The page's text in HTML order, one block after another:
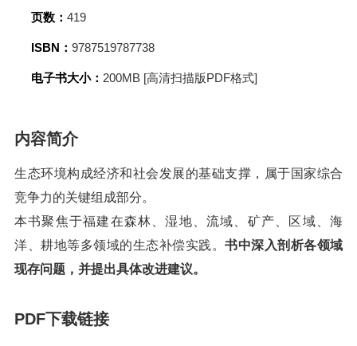
页数： 419
ISBN： 9787519787738
电子书大小： 200MB [高清扫描版PDF格式]
内容简介
生态环境构成经济和社会发展的基础支撑，属于国家综合
竞争力的关键组成部分。
本书聚焦于福建在森林、湿地、流域、矿产、区域、海
洋、耕地等多领域的生态补偿实践。 书中深入剖析各领域
现存问题，并提出具体改进建议。
PDF下载链接